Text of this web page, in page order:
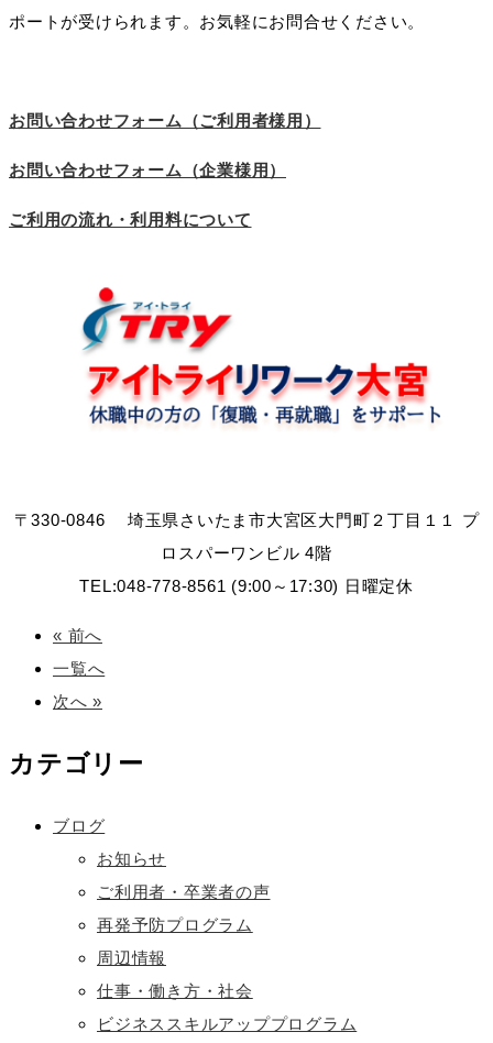
ポートが受けられます。お気軽にお問合せください。
お問い合わせフォーム（ご利用者様用）
お問い合わせフォーム（企業様用）
ご利用の流れ・利用料について
〒330-0846 埼玉県さいたま市大宮区大門町２丁目１１ プ
ロスパーワンビル 4階
TEL:048-778-8561 (9:00～17:30) 日曜定休
« 前へ
一覧へ
次へ »
カテゴリー
ブログ
お知らせ
ご利用者・卒業者の声
再発予防プログラム
周辺情報
仕事・働き方・社会
ビジネススキルアッププログラム